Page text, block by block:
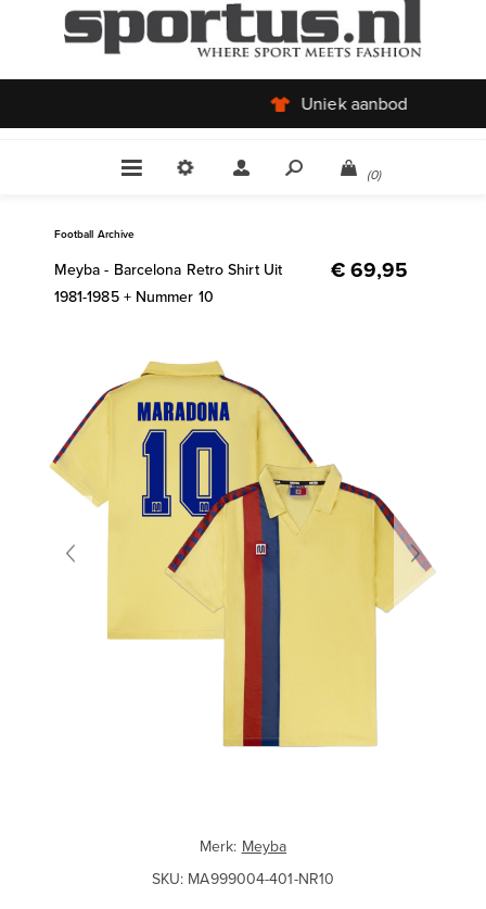
Uniek aanbod
(0)
Football Archive
Meyba - Barcelona Retro Shirt Uit
1981-1985 + Nummer 10
€ 69,95
Merk: Meyba
SKU: MA999004-401-NR10